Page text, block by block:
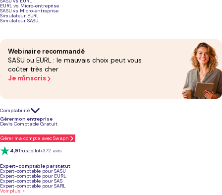
EURL vs Micro-entreprise
SASU vs Micro-entreprise
Simulateur EURL
Simulateur SASU
Webinaire recommandé
SASU ou EURL : le mauvais choix peut vous
coûter très cher
Je m'inscris
Comptabilité
Gérer mon entreprise
Devis Comptable Gratuit
Gérer ma compta avec Swapn
4,9Trustpilot+372 avis
Expert-comptable par statut
Expert-comptable pour SASU
Expert-comptable pour EURL
Expert-comptable pour SAS
Expert-comptable pour SARL
Voir plus >
Le 09 juillet 2026
Podcast sur les différents statuts juridiques